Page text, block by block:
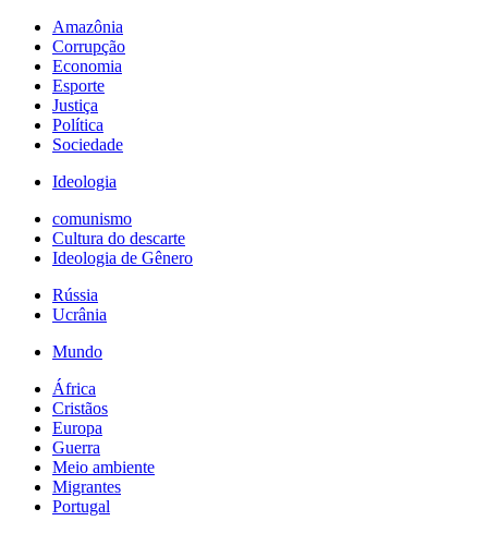
Amazônia
Corrupção
Economia
Esporte
Justiça
Política
Sociedade
Ideologia
comunismo
Cultura do descarte
Ideologia de Gênero
Rússia
Ucrânia
Mundo
África
Cristãos
Europa
Guerra
Meio ambiente
Migrantes
Portugal